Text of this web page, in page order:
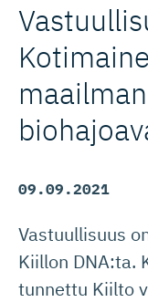
09.09.2021
Vastuullisuus
Kiillon DNA:ta.
tunnettu Kiilto